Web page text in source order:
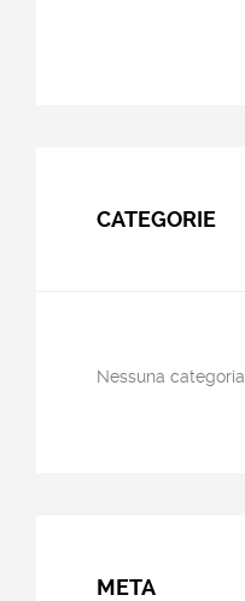
CATEGORIE
Nessuna categoria
META